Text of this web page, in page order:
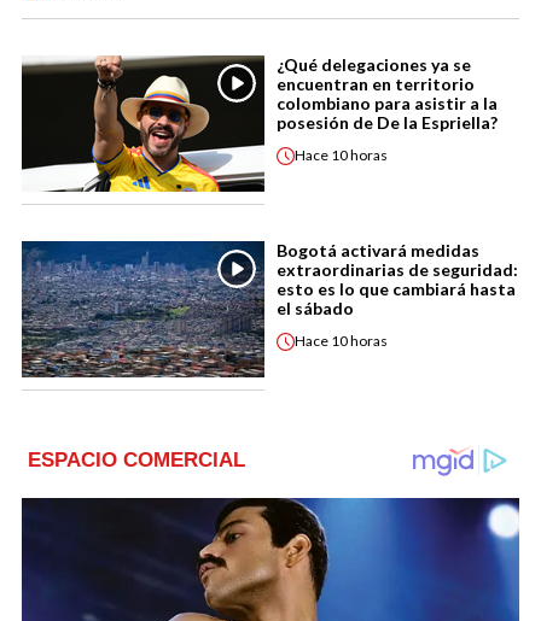
¿Qué delegaciones ya se
encuentran en territorio
colombiano para asistir a la
posesión de De la Espriella?
Hace 10 horas
Bogotá activará medidas
extraordinarias de seguridad:
esto es lo que cambiará hasta
el sábado
Hace 10 horas